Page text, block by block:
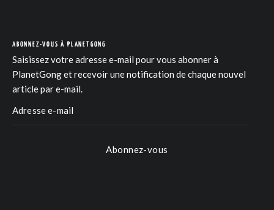
ABONNEZ-VOUS À PLANETGONG
Saisissez votre adresse e-mail pour vous abonner à
PlanetGong et recevoir une notification de chaque nouvel
article par e-mail.
Abonnez-vous